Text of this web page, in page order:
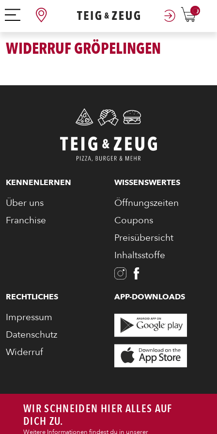
0
BAGUETTE
PASTA
AUFLAUF
WIDERRUF GRÖPELINGEN
KENNENLERNEN
Über uns
Franchise
WISSENSWERTES
Öffnungszeiten
Coupons
Preisübersicht
Inhaltsstoffe
RECHTLICHES
Impressum
Datenschutz
Widerruf
APP-DOWNLOADS
WIR SCHNEIDEN HIER ALLES AUF
DICH ZU.
Weitere Informationen findest du in unserer